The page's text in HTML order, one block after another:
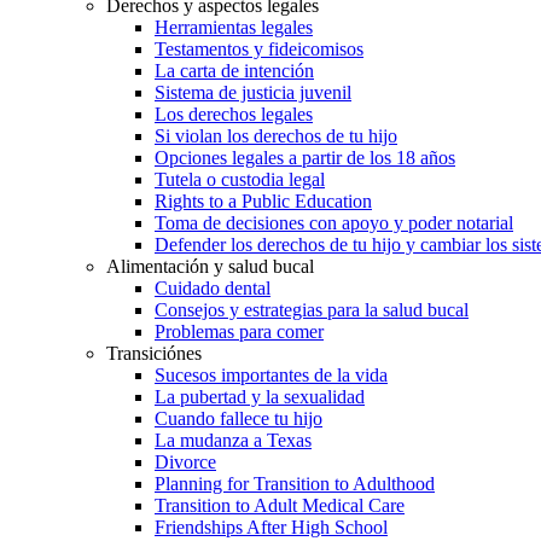
Derechos y aspectos legales
Herramientas legales
Testamentos y fideicomisos
La carta de intención
Sistema de justicia juvenil
Los derechos legales
Si violan los derechos de tu hijo
Opciones legales a partir de los 18 años
Tutela o custodia legal
Rights to a Public Education
Toma de decisiones con apoyo y poder notarial
Defender los derechos de tu hijo y cambiar los
Alimentación y salud bucal
Cuidado dental
Consejos y estrategias para la salud bucal
Problemas para comer
Transiciónes
Sucesos importantes de la vida
La pubertad y la sexualidad
Cuando fallece tu hijo
La mudanza a Texas
Divorce
Planning for Transition to Adulthood
Transition to Adult Medical Care
Friendships After High School